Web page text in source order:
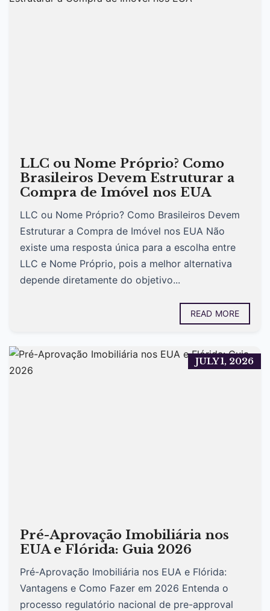
LLC ou Nome Próprio? Como
Brasileiros Devem Estruturar a
Compra de Imóvel nos EUA
LLC ou Nome Próprio? Como Brasileiros Devem
Estruturar a Compra de Imóvel nos EUA Não
existe uma resposta única para a escolha entre
LLC e Nome Próprio, pois a melhor alternativa
depende diretamente do objetivo...
READ MORE
JULY 1, 2026
Pré-Aprovação Imobiliária nos
EUA e Flórida: Guia 2026
Pré-Aprovação Imobiliária nos EUA e Flórida:
Vantagens e Como Fazer em 2026 Entenda o
processo regulatório nacional de pre-approval